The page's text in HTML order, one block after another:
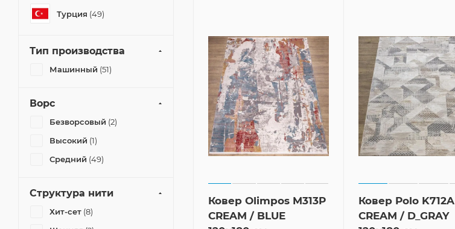
Ковер Olimpos M313P
CREAM / BLUE
Ковер Polo K712A
CREAM / D_GRAY
Турция (49)
Тип производства
Машинный (51)
Ворс
Безворсовый (2)
Высокий (1)
Средний (49)
Структура нити
Хит-сет (8)